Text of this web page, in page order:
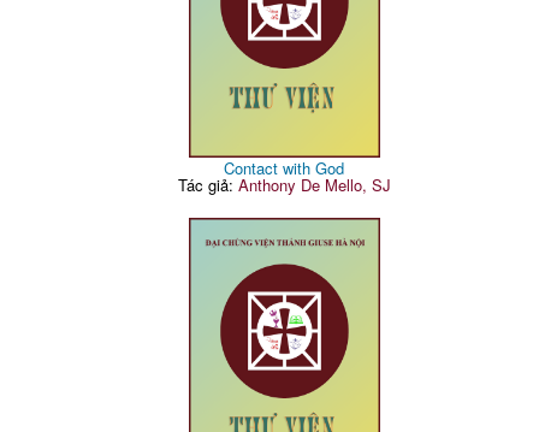
Contact with God
Tác giả: Anthony De Mello, SJ